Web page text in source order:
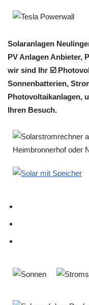
Solaranlagen
PV Anlagen Anbieter,
wir sind Ihr ☑️
Sonnenbatterien,
Photovoltaikanlagen,
Ihren Besuch.